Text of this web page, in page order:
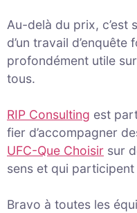
Au-delà du prix, c’est
d’un travail
profondément utile
tous.
RIP Consulting est
fier d’accompagner
UFC-Que Choisir sur
sens et qui
Bravo à toutes les